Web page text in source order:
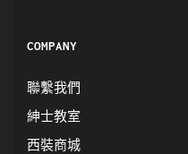
COMPANY
聯繫我們
紳士教室
西裝商城